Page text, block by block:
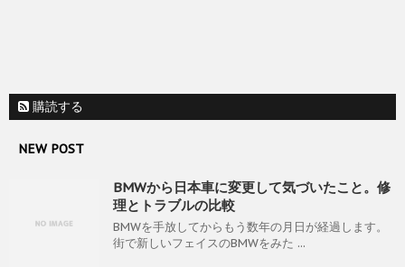
購読する
NEW POST
BMWから日本車に変更して気づいたこと。修
理とトラブルの比較
BMWを手放してからもう数年の月日が経過します。
街で新しいフェイスのBMWをみた ...